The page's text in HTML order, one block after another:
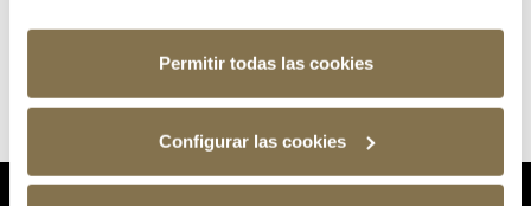
Permitir todas las cookies
Configurar las cookies